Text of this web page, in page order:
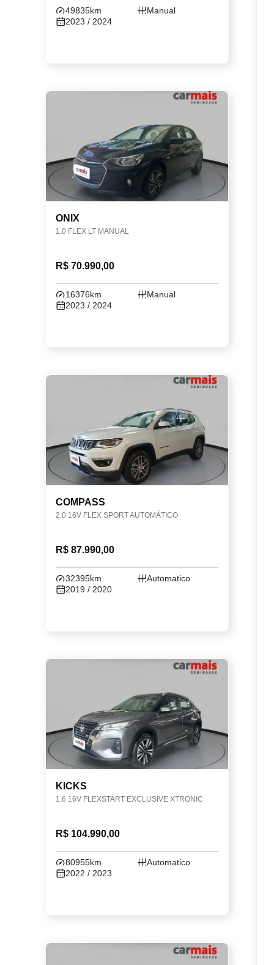
49835km
Manual
2023 / 2024
ONIX
1.0 FLEX LT MANUAL
R$ 70.990,00
16376km
Manual
2023 / 2024
COMPASS
2.0 16V FLEX SPORT AUTOMÁTICO
R$ 87.990,00
32395km
Automatico
2019 / 2020
KICKS
1.6 16V FLEXSTART EXCLUSIVE XTRONIC
R$ 104.990,00
80955km
Automatico
2022 / 2023